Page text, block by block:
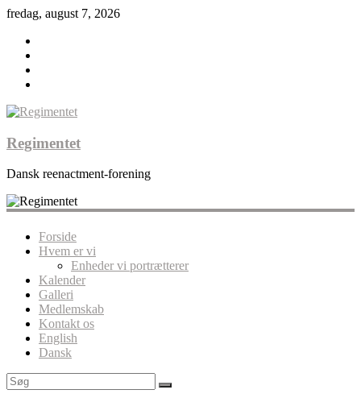
fredag, august 7, 2026
Regimentet
Dansk reenactment-forening
Forside
Hvem er vi
Enheder vi portrætterer
Kalender
Galleri
Medlemskab
Kontakt os
English
Dansk